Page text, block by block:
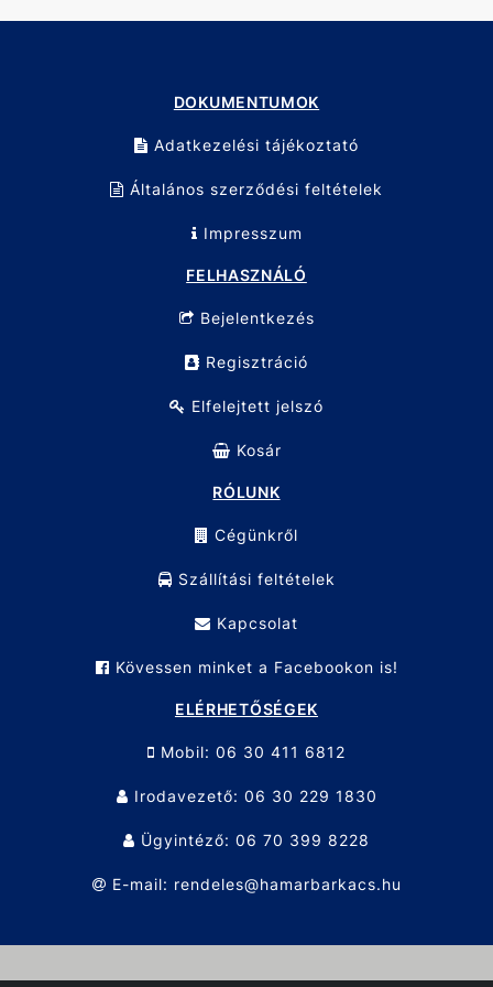
Méret: 100 mm (4"")
DOKUMENTUMOK
Adatkezelési tájékoztató
Általános szerződési feltételek
Impresszum
FELHASZNÁLÓ
Bejelentkezés
Regisztráció
Elfelejtett jelszó
Kosár
RÓLUNK
Cégünkről
Szállítási feltételek
Kapcsolat
Kövessen minket a Facebookon is!
ELÉRHETŐSÉGEK
Mobil: 06 30 411 6812
Irodavezető: 06 30 229 1830
Ügyintéző: 06 70 399 8228
E-mail: rendeles@hamarbarkacs.hu